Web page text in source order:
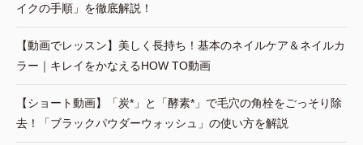
イクの手順」を徹底解説！
【動画でレッスン】美しく長持ち！基本のネイルケア＆ネイルカ
ラー｜キレイをかなえるHOW TO動画
【ショート動画】「炭*」と「酵素*」で毛穴の角栓をごっそり除
去！「ブラックパウダーウォッシュ」の使い方を解説